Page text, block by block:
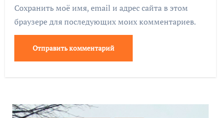
Сохранить моё имя, email и адрес сайта в этом
браузере для последующих моих комментариев.